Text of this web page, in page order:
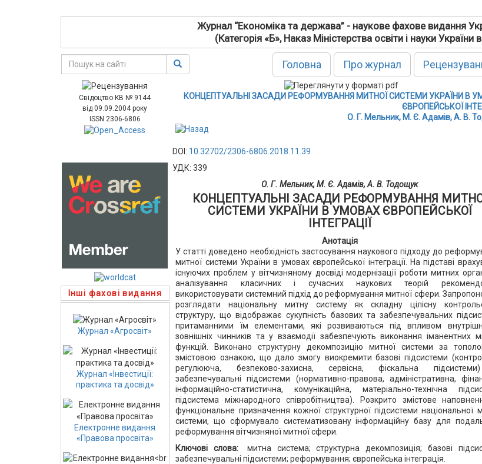
Журнал “Економіка та держава” - наукове фахове видання
(Категорія «Б», Наказ Міністерства освіти і науки
Головна Про журнал
Свідоцтво КВ № 9144
від 09.09.2004 року
ISSN 2306-6806
Інші фахові видання
Журнал «Агросвіт»
Журнал «Інвестиції:
практика та досвід»
Електронне видання
«Правова просвіта»
КОНЦЕПТУАЛЬНІ ЗАСАДИ РЕФОРМУВАННЯ МИТНОЇ СИСТЕМИ УКРАЇНИ В
ЄВРОПЕЙСЬКОЇ
О. Г. Мельник, М. Є. Адамів, А. В.
DOI: 10.32702/2306-6806.2018.11.39
УДК: 339
О. Г. Мельник, М. Є. Адамів, А. В. Тодощук
КОНЦЕПТУАЛЬНІ ЗАСАДИ РЕФОРМУВАННЯ
СИСТЕМИ УКРАЇНИ В УМОВАХ ЄВРОПЕЙСЬКОЇ
ІНТЕГРАЦІЇ
Анотація
У статті доведено необхідність застосування наукового підходу до
митної системи України в умовах європейської інтеграції. На підставі
існуючих проблем у вітчизняному досвіді модернізації роботи митних
аналізування класичних і сучасних наукових теорій
використовувати системний підхід до реформування митної сфери.
розглядати національну митну систему як складну цілісну
структуру, що відображає сукупність базових та забезпечувальних
притаманними їм елементами, які розвиваються під впливом
зовнішніх чинників та у взаємодії забезпечують виконання іманентних
функцій. Виконано структурну декомпозицію митної системи за
змістовою ознакою, що дало змогу виокремити базові підсистеми
регулююча, безпеково-захисна, сервісна, фіскальна
забезпечувальні підсистеми (нормативно-правова, адміністративна,
інформаційно-статистична, комунікаційна, матеріально-технічна
підсистема міжнародного співробітництва). Розкрито змістове
функціональне призначення кожної структурної підсистеми національної
системи, що сформувало систематизовану інформаційну базу для
реформування вітчизняної митної сфери.
Ключові слова:
митна система; структурна декомпозиція; базові
забезпечувальні підсистеми; реформування; європейська інтеграція.